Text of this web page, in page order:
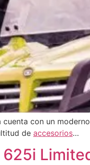
cuenta con un
de accesorios…
625i